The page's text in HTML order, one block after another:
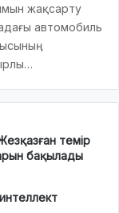
жақсарту
автомобиль
темір
бақылады